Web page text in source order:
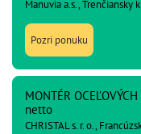
Manuvia a.s., Trenčiansky
Pozri ponuku
MONTÉR
netto
CHRISTAL s. r. o.,